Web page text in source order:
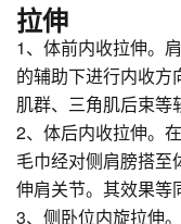
拉伸
1、体前内收拉伸。
的辅助下进行内收方
肌群、三角肌后束等
2、体后内收拉伸。
毛巾经对侧肩膀搭至
伸肩关节。其效果等
3、侧卧位内旋拉伸